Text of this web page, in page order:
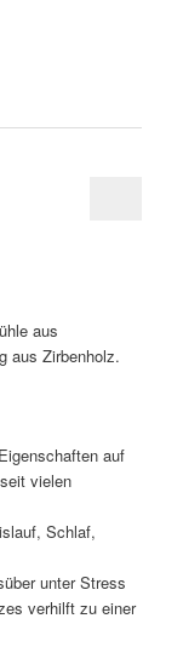
aus
aus Zirbenholz.
auf
vielen
Schlaf,
unter Stress
verhilft zu einer